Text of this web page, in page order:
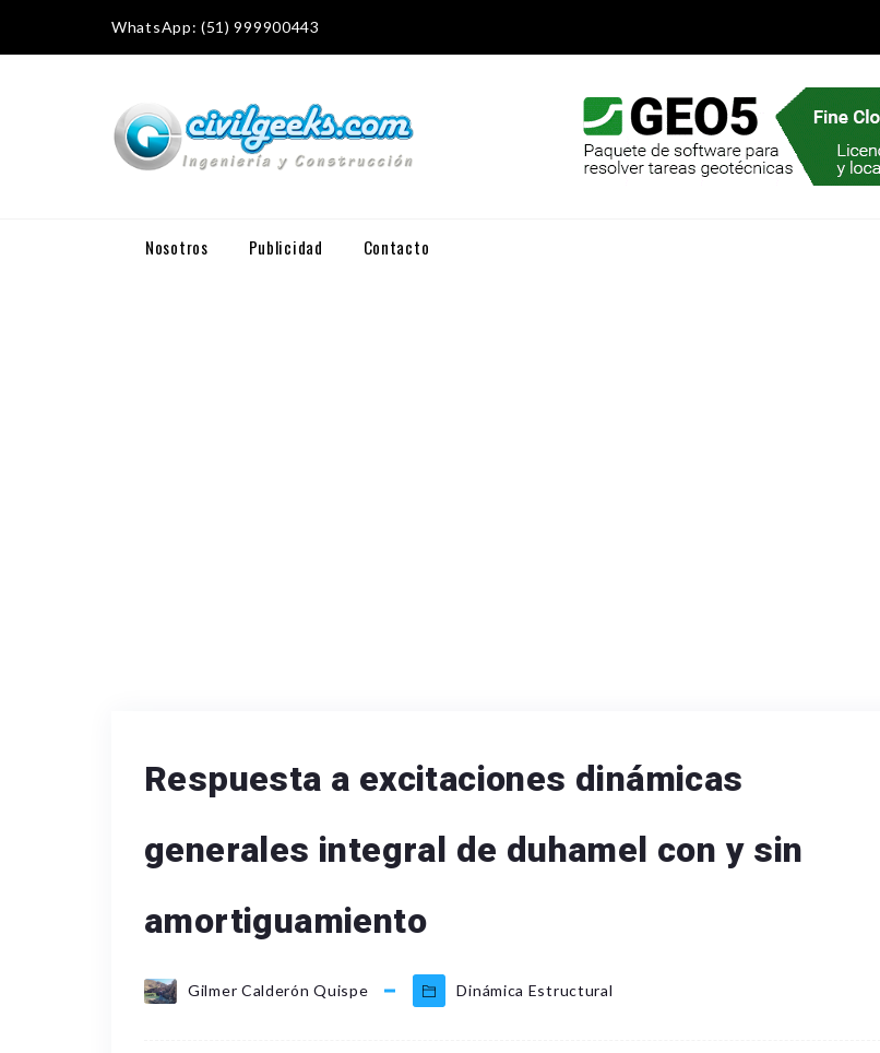
WhatsApp: (51) 999900443
Nosotros Publicidad Contacto
Respuesta a excitaciones dinámicas
generales integral de duhamel con y sin
amortiguamiento
Gilmer Calderón Quispe Dinámica Estructural